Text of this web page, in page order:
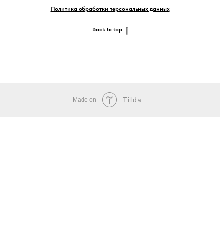
Политика обработки персональных данных
Back to top
Made on Tilda